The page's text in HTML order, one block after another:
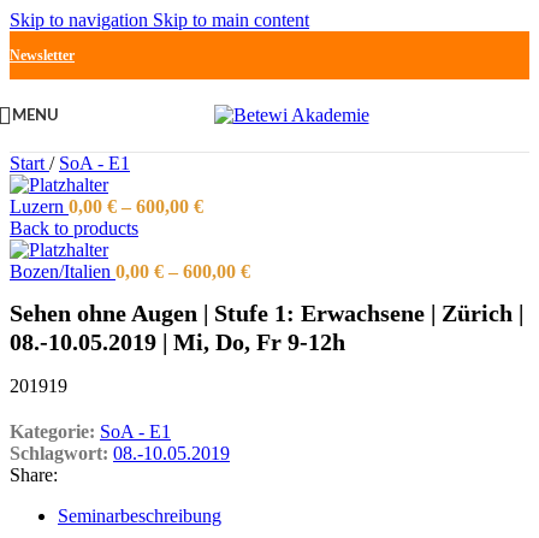
Skip to navigation Skip to main content
Newsletter
MENU
Start / SoA - E1
Luzern 0,00 € – 600,00 €
Back to products
Bozen/Italien 0,00 € – 600,00 €
Sehen ohne Augen | Stufe 1: Erwachsene | Zürich |
08.-10.05.2019 | Mi, Do, Fr 9-12h
201919
Kategorie: SoA - E1
Schlagwort: 08.-10.05.2019
Share:
Seminarbeschreibung